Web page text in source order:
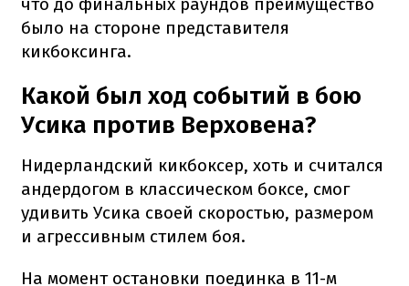
было на стороне представителя
кикбоксинга.
Какой был ход событий в бою
Усика против Верховена?
Нидерландский кикбоксер, хоть и считался
андердогом в классическом боксе, смог
удивить Усика своей скоростью, размером
и агрессивным стилем боя.
На момент остановки поединка в 11-м